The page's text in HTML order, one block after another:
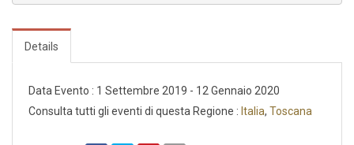
Details
Data Evento : 1 Settembre 2019 - 12 Gennaio 2020
Consulta tutti gli eventi di questa Regione : Italia, Toscana